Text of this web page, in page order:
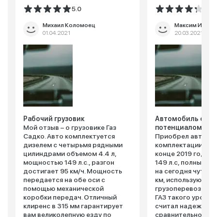
5.0
Михаил Коломоец
01.04.2021
Рабочий грузовик
Мой отзыв – о грузовике Газ
Садко. Авто комплектуется
дизелем с четырьмя рядными
цилиндрами объемом 4.4 л,
мощностью 149 л.с., разгон
достигает 95 км/ч. Мощность
передается на обе оси с
помощью механической
коробки передач. Отличный
клиренс в 315 мм гарантирует
вам великолепную езду по
Максим
20.03.2021
Автомобиль с
потенциалом.
Приобрел
комплектации
конце 2019 года.
149 л.с, полный
на сегодня чуть
км, использую для
грузоперевозок.
ГАЗ такого уровня
считал
сравнительно